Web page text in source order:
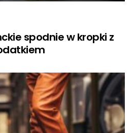
spodnie w kropki z